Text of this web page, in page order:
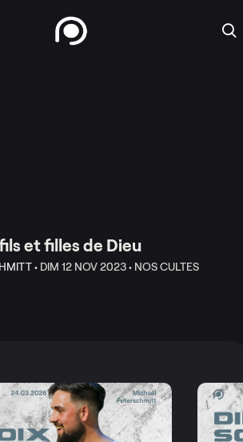
et filles de Dieu
• DIM 12 NOV 2023 • NOS CULTES